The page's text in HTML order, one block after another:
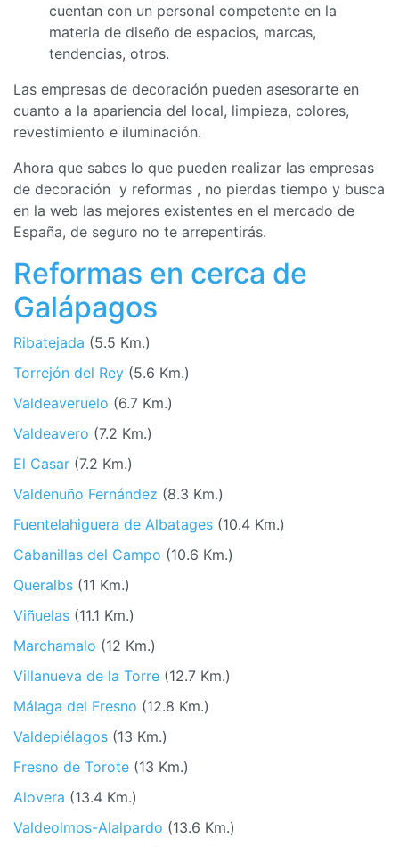
cuentan con un personal competente en la
materia de diseño de espacios, marcas,
tendencias, otros.
Las empresas de decoración pueden asesorarte en
cuanto a la apariencia del local, limpieza, colores,
revestimiento e iluminación.
Ahora que sabes lo que pueden realizar las empresas
de decoración y reformas , no pierdas tiempo y busca
en la web las mejores existentes en el mercado de
España, de seguro no te arrepentirás.
Reformas en cerca de
Galápagos
Ribatejada (5.5 Km.)
Torrejón del Rey (5.6 Km.)
Valdeaveruelo (6.7 Km.)
Valdeavero (7.2 Km.)
El Casar (7.2 Km.)
Valdenuño Fernández (8.3 Km.)
Fuentelahiguera de Albatages (10.4 Km.)
Cabanillas del Campo (10.6 Km.)
Queralbs (11 Km.)
Viñuelas (11.1 Km.)
Marchamalo (12 Km.)
Villanueva de la Torre (12.7 Km.)
Málaga del Fresno (12.8 Km.)
Valdepiélagos (13 Km.)
Fresno de Torote (13 Km.)
Alovera (13.4 Km.)
Valdeolmos-Alalpardo (13.6 Km.)